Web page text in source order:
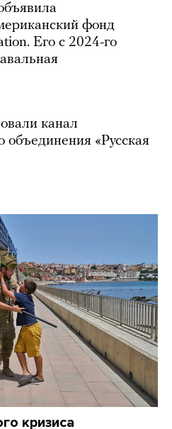
фонд
Его с 2024-го
канал
объединения «Русская
кризиса